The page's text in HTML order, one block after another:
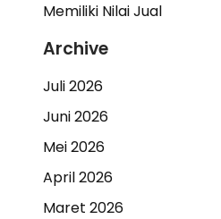
Memiliki Nilai Jual
Archive
Juli 2026
Juni 2026
Mei 2026
April 2026
Maret 2026